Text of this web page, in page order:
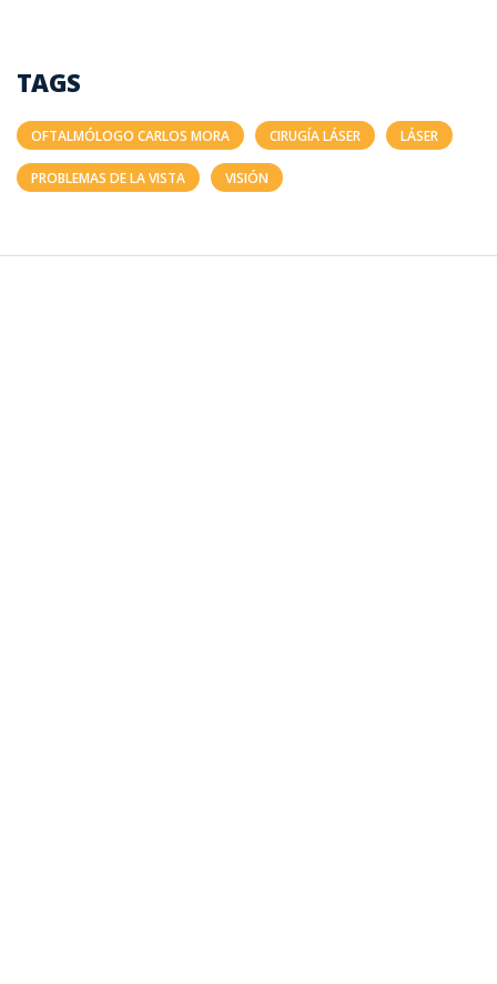
TAGS
OFTALMÓLOGO CARLOS MORA CIRUGÍA LÁSER LÁSER
PROBLEMAS DE LA VISTA VISIÓN